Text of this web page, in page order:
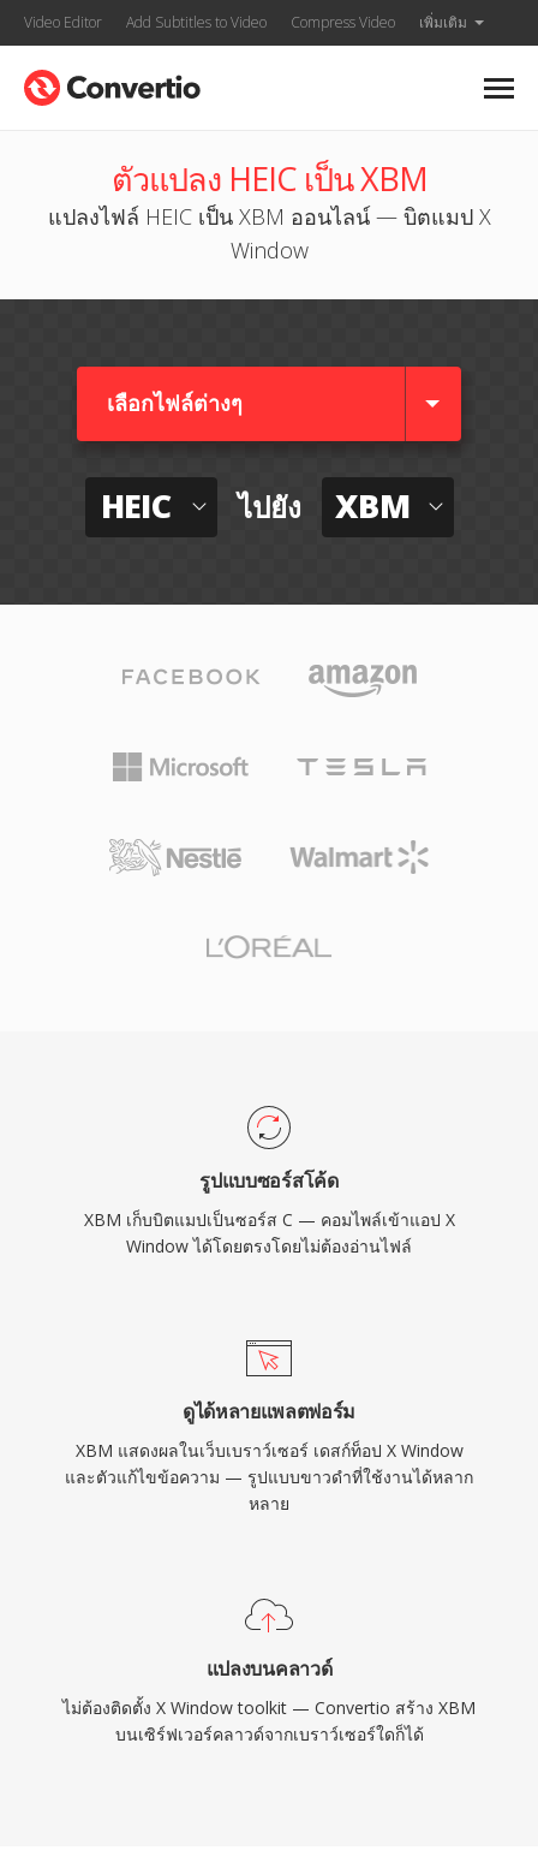
Video Editor Add Subtitles to Video Compress Video เพิ่มเติม
ตัวแปลง HEIC เป็น XBM
แปลงไฟล์ HEIC เป็น XBM ออนไลน์ — บิตแมป X
Window
เลือกไฟล์ต่างๆ​
HEIC ไปยัง XBM
รูปแบบซอร์สโค้ด
XBM เก็บบิตแมปเป็นซอร์ส C — คอมไพล์เข้าแอป X
Window ได้โดยตรงโดยไม่ต้องอ่านไฟล์
ดูได้หลายแพลตฟอร์ม
XBM แสดงผลในเว็บเบราว์เซอร์ เดสก์ท็อป X Window
และตัวแก้ไขข้อความ — รูปแบบขาวดำที่ใช้งานได้หลาก
หลาย
แปลงบนคลาวด์
ไม่ต้องติดตั้ง X Window toolkit — Convertio สร้าง XBM
บนเซิร์ฟเวอร์คลาวด์จากเบราว์เซอร์ใดก็ได้